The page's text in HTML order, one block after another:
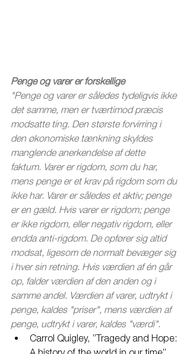
Penge og varer er forskellige
"Penge og varer er således tydeligvis ikke
det samme, men er tværtimod præcis
modsatte ting. Den største forvirring i
den økonomiske tænkning skyldes
manglende anerkendelse af dette
faktum. Varer er rigdom, som du har,
mens penge er et krav på rigdom som du
ikke har. Varer er således et aktiv; penge
er en gæld. Hvis varer er rigdom; penge
er ikke rigdom, eller negativ rigdom, eller
endda anti-rigdom. De opfører sig altid
modsat, ligesom de normalt bevæger sig
i hver sin retning. Hvis værdien af én går
op, falder værdien af den anden og i
samme andel. Værdien af varer, udtrykt i
penge, kaldes "priser", mens værdien af
penge, udtrykt i varer, kaldes "værdi".
Carrol Quigley, ”Tragedy and Hope: